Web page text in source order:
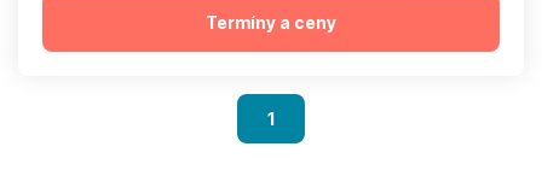
Termíny a ceny
1